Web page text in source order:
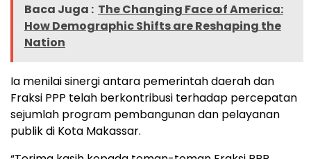
Baca Juga : The Changing Face of America:
How Demographic Shifts are Reshaping the
Nation
Ia menilai sinergi antara pemerintah daerah dan
Fraksi PPP telah berkontribusi terhadap percepatan
sejumlah program pembangunan dan pelayanan
publik di Kota Makassar.